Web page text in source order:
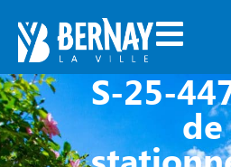
S-25-
de